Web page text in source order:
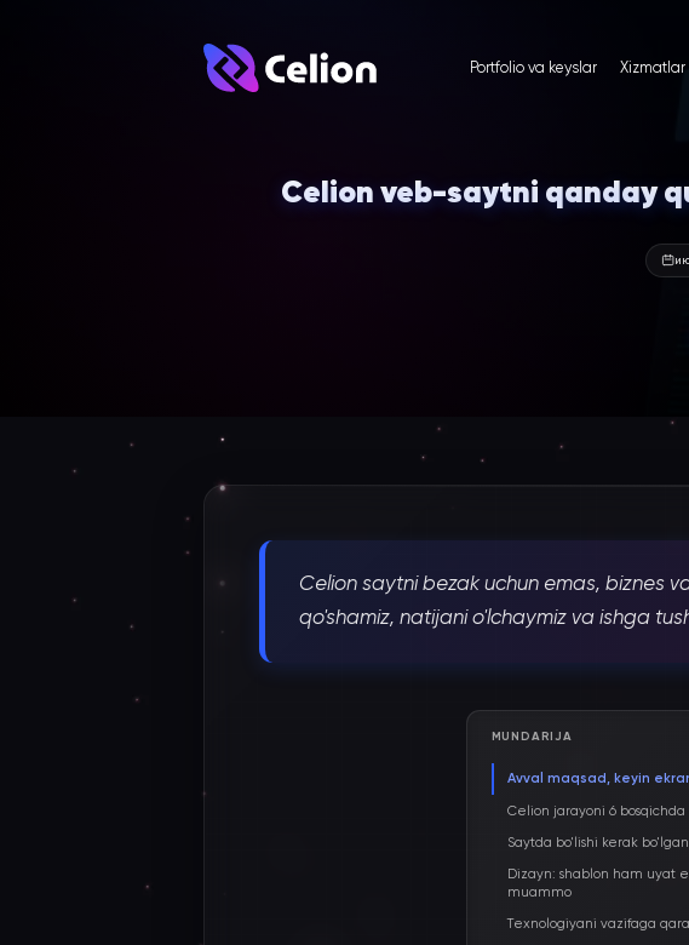
Portfolio va keyslar Xizmatlar
Celion veb-saytni qanday
Celion saytni bezak uchun emas, biznes
qo'shamiz, natijani o'lchaymiz va ishga
MUNDARIJA
Avval maqsad, keyin
Celion jarayoni 6 bosqichda
Saytda bo'lishi kerak
Dizayn: shablon ham uyat
muammo
Texnologiyani vazifaga